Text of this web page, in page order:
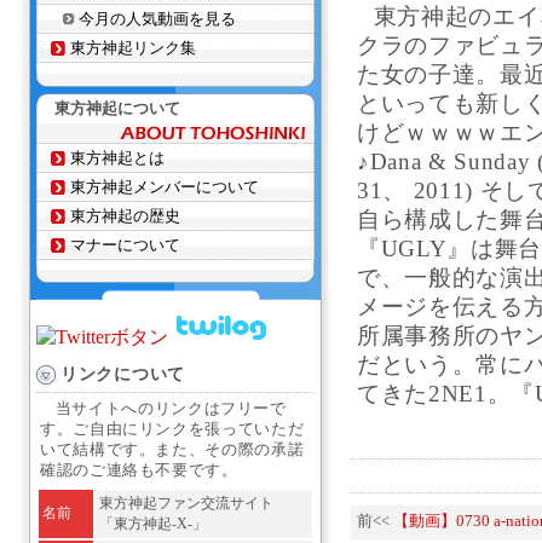
東方神起のエ
クラのファビュ
た女の子達。最
といっても新し
けどｗｗｗｗエ
♪Dana &
31、 2011) そし
自ら構成した舞
『UGLY』は舞
で、一般的な演
メージを伝える
所属事務所のヤ
だという。常に
てきた2NE1。
前<< 【動画】0730 a-
今月の人気動画を見る
東方神起リンク集
東方神起について
東方神起とは
東方神起メンバーについて
東方神起の歴史
マナーについて
リンクについて
当サイトへのリンクはフリーで
す。ご自由にリンクを張っていただ
いて結構です。また、その際の承諾
確認のご連絡も不要です。
名前
東方神起ファン交流サイト
「東方神起-X-」